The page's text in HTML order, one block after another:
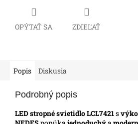
OPÝTAŤ SA ZDIEĽAŤ
Popis Diskusia
Podrobný popis
LED stropné svietidlo LCL7421s